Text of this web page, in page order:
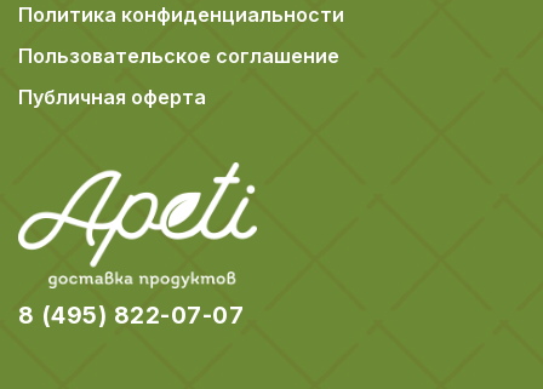
Политика конфиденциальности
Пользовательское соглашение
Публичная оферта
8 (495) 822-07-07